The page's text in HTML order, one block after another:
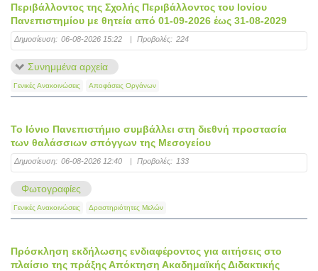
Περιβάλλοντος της Σχολής Περιβάλλοντος του Ιονίου
Πανεπιστημίου με θητεία από 01-09-2026 έως 31-08-2029
Δημοσίευση: 06-08-2026 15:22 | Προβολές: 224
Συνημμένα αρχεία
Γενικές Ανακοινώσεις Αποφάσεις Οργάνων
Το Ιόνιο Πανεπιστήμιο συμβάλλει στη διεθνή προστασία
των θαλάσσιων σπόγγων της Μεσογείου
Δημοσίευση: 06-08-2026 12:40 | Προβολές: 133
Φωτογραφίες
Γενικές Ανακοινώσεις Δραστηριότητες Μελών
Πρόσκληση εκδήλωσης ενδιαφέροντος για αιτήσεις στο
πλαίσιο της πράξης Απόκτηση Ακαδημαϊκής Διδακτικής